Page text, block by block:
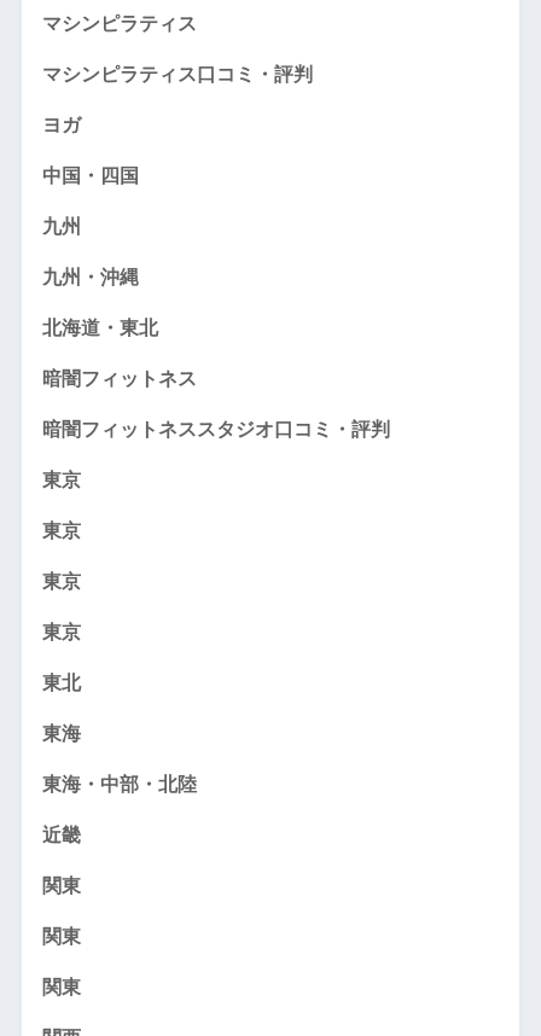
マシンピラティス
マシンピラティス口コミ・評判
ヨガ
中国・四国
九州
九州・沖縄
北海道・東北
暗闇フィットネス
暗闇フィットネススタジオ口コミ・評判
東京
東京
東京
東京
東北
東海
東海・中部・北陸
近畿
関東
関東
関東